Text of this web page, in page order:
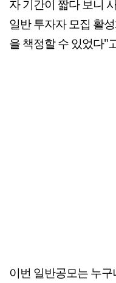
자 기간이 짧다 보니
일반 투자자 모집 활
을 책정할 수 있었다"
이번 일반공모는 누